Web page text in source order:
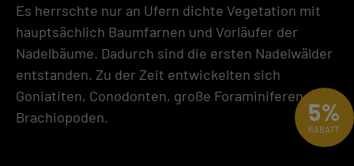
Es herrschte nur an Ufern dichte Vegetation mit
hauptsächlich Baumfarnen und Vorläufer der
Nadelbäume. Dadurch sind die ersten Nadelwälder
entstanden. Zu der Zeit entwickelten sich
Goniatiten, Conodonten, große Foraminiferen und
Brachiopoden.
5%
RABATT